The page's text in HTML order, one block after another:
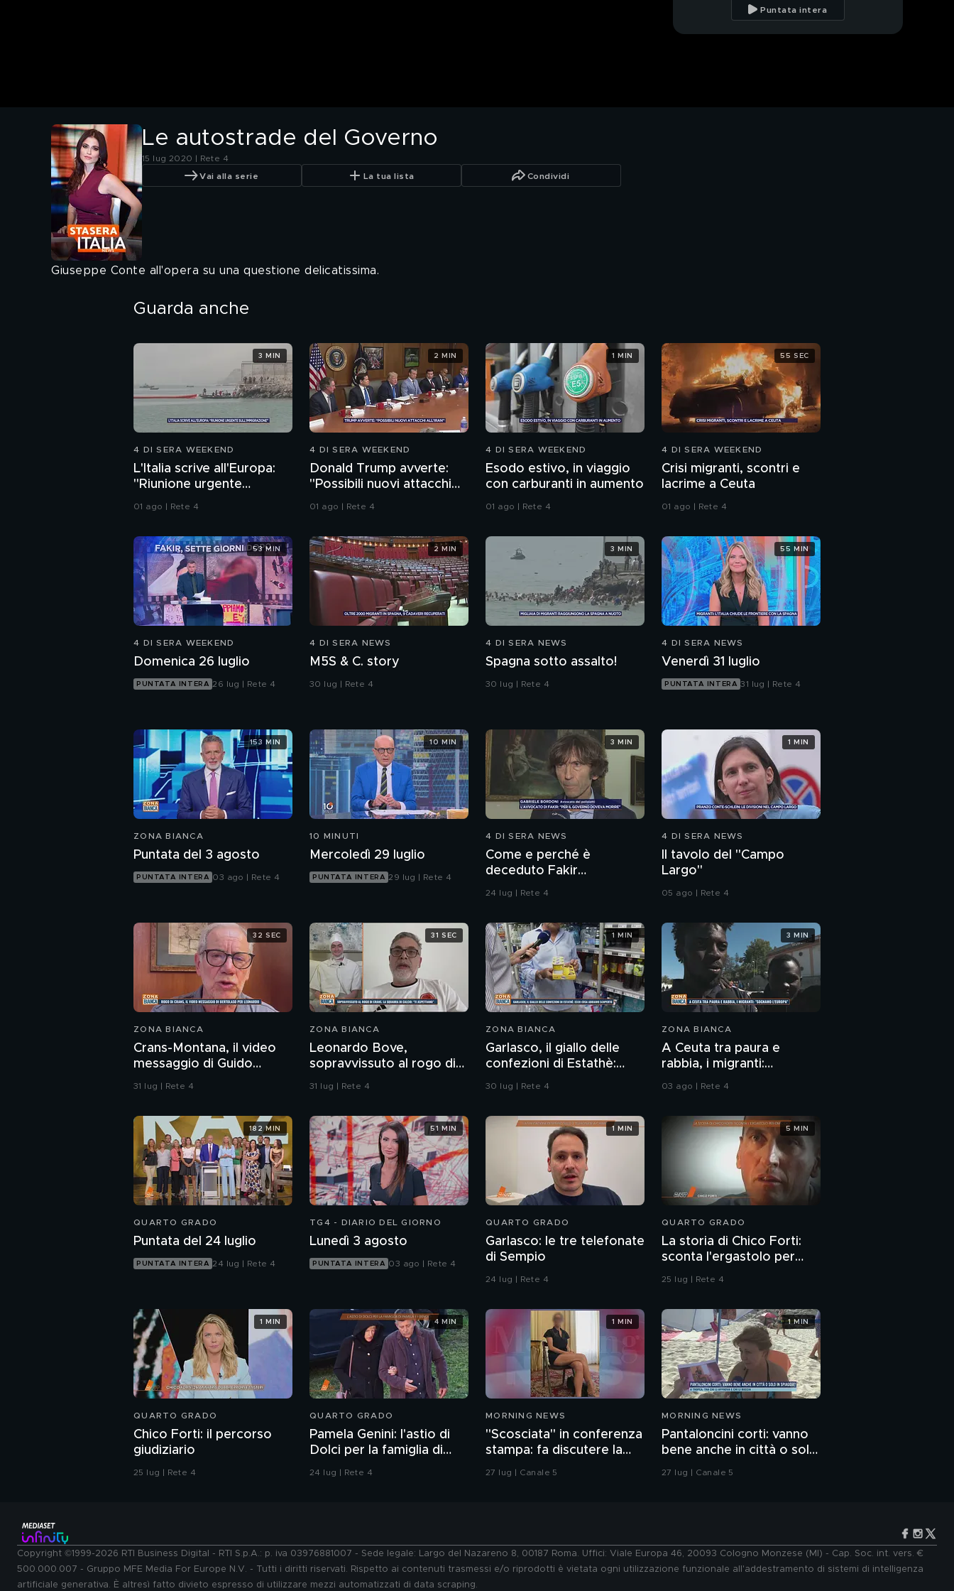
credibilità dell'Italia
Puntata intera
Le autostrade del Governo
15 lug 2020 | Rete 4
Vai alla serie La tua lista Condividi
Giuseppe Conte all'opera su una questione delicatissima.
Guarda anche
4 DI SERA WEEKEND
L'Italia scrive all'Europa:
"Riunione urgente
sull'immigrazione"
01 ago | Rete 4
3 MIN
4 DI SERA WEEKEND
Donald Trump avverte:
"Possibili nuovi attacchi
all'Iran"
01 ago | Rete 4
2 MIN
4 DI SERA WEEKEND
Esodo estivo, in viaggio
con carburanti in aumento
01 ago | Rete 4
1 MIN
4 DI SERA WEEKEND
Crisi migranti, scontri e
lacrime a Ceuta
01 ago | Rete 4
55 SEC
4 DI SERA WEEKEND
Domenica 26 luglio
PUNTATA INTERA 26 lug | Rete 4
53 MIN
4 DI SERA NEWS
M5S & C. story
30 lug | Rete 4
2 MIN
4 DI SERA NEWS
Spagna sotto assalto!
30 lug | Rete 4
3 MIN
4 DI SERA NEWS
Venerdì 31 luglio
PUNTATA INTERA 31 lug | Rete 4
55 MIN
ZONA BIANCA
Puntata del 3 agosto
PUNTATA INTERA 03 ago | Rete 4
153 MIN
10 MINUTI
Mercoledì 29 luglio
PUNTATA INTERA 29 lug | Rete 4
10 MIN
4 DI SERA NEWS
Come e perché è
deceduto Fakir
Abderrahim?
24 lug | Rete 4
3 MIN
4 DI SERA NEWS
Il tavolo del "Campo
Largo"
05 ago | Rete 4
1 MIN
ZONA BIANCA
Crans-Montana, il video
messaggio di Guido
Bertolaso per Leonardo
31 lug | Rete 4
32 SEC
ZONA BIANCA
Leonardo Bove,
sopravvissuto al rogo di
Crans-Montana, la
31 lug | Rete 4
31 SEC
ZONA BIANCA
Garlasco, il giallo delle
confezioni di Estathè:
ecco cosa abbiamo
30 lug | Rete 4
1 MIN
ZONA BIANCA
A Ceuta tra paura e
rabbia, i migranti:
"Sognamo l'Europa"
03 ago | Rete 4
3 MIN
QUARTO GRADO
Puntata del 24 luglio
PUNTATA INTERA 24 lug | Rete 4
182 MIN
TG4 - DIARIO DEL GIORNO
Lunedì 3 agosto
PUNTATA INTERA 03 ago | Rete 4
51 MIN
QUARTO GRADO
Garlasco: le tre telefonate
di Sempio
24 lug | Rete 4
1 MIN
QUARTO GRADO
La storia di Chico Forti:
sconta l'ergastolo per
omicidio
25 lug | Rete 4
5 MIN
QUARTO GRADO
Chico Forti: il percorso
giudiziario
25 lug | Rete 4
1 MIN
QUARTO GRADO
Pamela Genini: l'astio di
Dolci per la famiglia di
Pamela
24 lug | Rete 4
4 MIN
MORNING NEWS
"Scosciata" in conferenza
stampa: fa discutere la
vicesindaca di Livorno
27 lug | Canale 5
1 MIN
MORNING NEWS
Pantaloncini corti: vanno
bene anche in città o solo
in spiaggia?
27 lug | Canale 5
1 MIN
Copyright ©1999-2026 RTI Business Digital - RTI S.p.A.: p. iva 03976881007 - Sede legale: Largo del Nazareno 8, 00187 Roma. Uffici: Viale Europa 46, 20093 Cologno Monzese (MI) - Cap. Soc. int. vers. €
500.000.007 - Gruppo MFE Media For Europe N.V. - Tutti i diritti riservati. Rispetto ai contenuti trasmessi e/o riprodotti è vietata ogni utilizzazione funzionale all'addestramento di sistemi di intelligenza
artificiale generativa. È altresì fatto divieto espresso di utilizzare mezzi automatizzati di data scraping.